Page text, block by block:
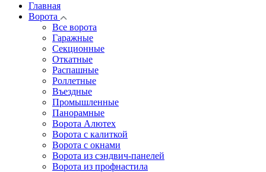
Главная
Ворота
Все ворота
Гаражные
Секционные
Откатные
Распашные
Роллетные
Въездные
Промышленные
Панорамные
Ворота Алютех
Ворота с калиткой
Ворота c окнами
Ворота из сэндвич-панелей
Ворота из профнастила